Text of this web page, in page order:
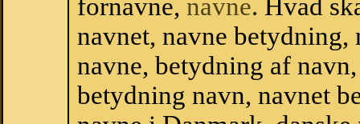
fornavne, navne. Hvad
navnet, navne
navne, betydning af
betydning navn, navnet